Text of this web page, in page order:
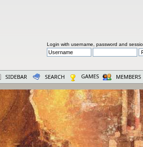
Login with username, password and
SIDEBAR SEARCH GAMES MEMBERS